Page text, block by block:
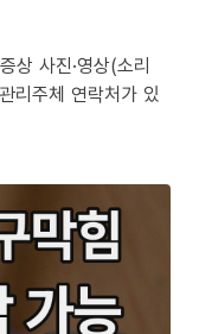
상 사진·영상(소리
리주체 연락처가 있